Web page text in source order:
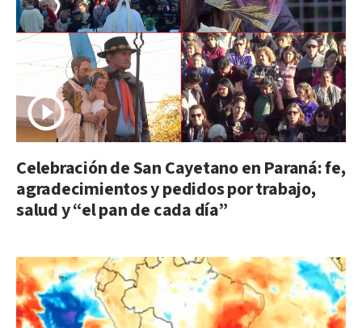
Celebración de San Cayetano en Paraná: fe,
agradecimientos y pedidos por trabajo,
salud y “el pan de cada día”